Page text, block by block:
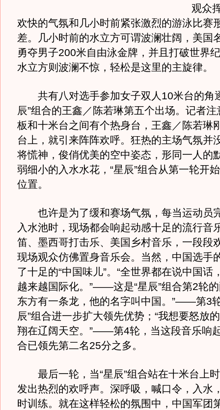
观众
欢快的气氛和几小时前紧张激烈的游泳比赛
差。几小时前的水立方可谓波澜壮阔，美国
勇夺男子200米自由泳金牌，并且打破世界
水立方则波澜不惊，轻松是这里的主旋律。
共有八对选手参加女子双人10米台的角
辰”组合的王鑫／陈若琳第五个出场。记者
板和十米台之间有个热身台，王鑫／陈若琳
台上，就引来阵阵欢呼。狂热的主场气氛并
将慌神，俊俏优美的空中姿态，形同一人的
弱细小的入水水花，“星辰”组合从第一轮开
位置。
也许是为了缓和赛场气氛，每当运动员
入水池时，现场都会响起动感十足的流行音
笛、墨西哥打击乐、美国乡村音乐，一段段
现场观众仿佛置身音乐会。当然，中国选手
了十足的“中国味儿”。“全世界都在说中国话
越来越国际化。”——这是“星辰”组合第2轮
东方有一条龙，他的名字叫中国。”——第3
辰”组合进一步扩大领先优势；“我想要怒放
翔在辽阔天空。”——第4轮，当这段音乐响
合已领先第二名25分之多。
最后一轮，当“星辰”组合站在十米台上
发出热烈的欢呼声。深呼吸，喊口令，入水
时训练。就在这样轻松的氛围中，中国军团